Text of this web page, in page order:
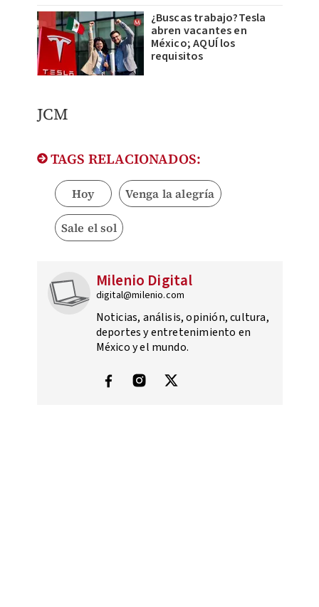
¿Buscas trabajo?Tesla
abren vacantes en
México; AQUÍ los
requisitos
JCM
TAGS RELACIONADOS:
Hoy Venga la alegría
Sale el sol
Milenio Digital
digital@milenio.com
Noticias, análisis, opinión, cultura,
deportes y entretenimiento en
México y el mundo.